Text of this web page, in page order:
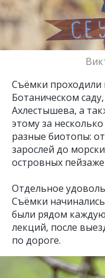
Съёмки проходили
Ботаническом
Ахлестышева, а
этому за
разные биотопы:
зарослей до
островных
Отдельное
Съёмки
были рядом
лекций, после
по дороге.